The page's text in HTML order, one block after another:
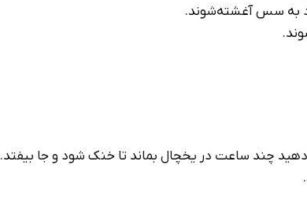
به سس آغشته‌شوند.
دهید چند ساعت در یخچال بماند تا خنک شود و جا بیفتد.